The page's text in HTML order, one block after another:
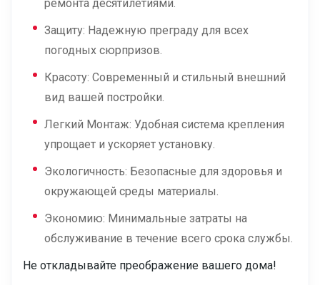
ремонта десятилетиями.
Защиту: Надежную преграду для всех
погодных сюрпризов.
Красоту: Современный и стильный внешний
вид вашей постройки.
Легкий Монтаж: Удобная система крепления
упрощает и ускоряет установку.
Экологичность: Безопасные для здоровья и
окружающей среды материалы.
Экономию: Минимальные затраты на
обслуживание в течение всего срока службы.
Не откладывайте преображение вашего дома!